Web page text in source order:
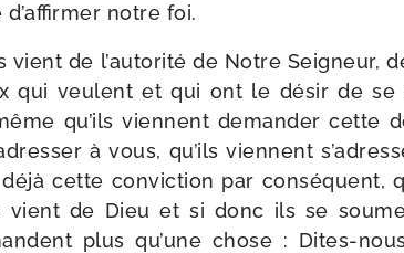
notre foi.
vient de l’autorité de Notre Seigneur,
qui veulent et qui ont le désir de se
qu’ils viennent deman­der cette
à vous, qu’ils viennent
cette convic­tion par consé­quent,
vient de Dieu et si donc ils se
plus qu’une chose : Dites-​